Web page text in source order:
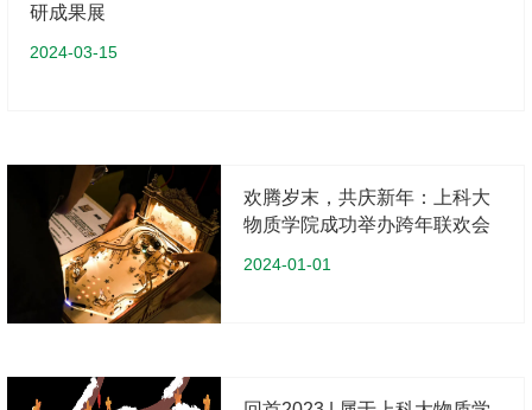
研成果展
2024-03-15
欢腾岁末，共庆新年：上科大
物质学院成功举办跨年联欢会
2024-01-01